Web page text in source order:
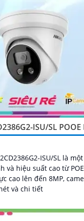
ISU/SL
ISU/SL là
và hiệu suất cao từ
cao lên đến 8MP,
và chi tiết